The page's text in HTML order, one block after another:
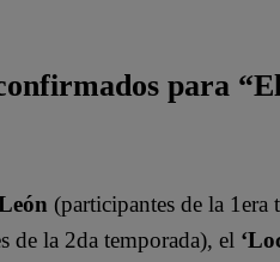
para
(participantes de la 1era
de la 2da temporada), el